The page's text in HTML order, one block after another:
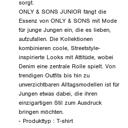
sorgt.
ONLY & SONS JUNIOR fängt die
Essenz von ONLY & SONS mit Mode
für junge Jungen ein, die es lieben,
aufzufallen. Die Kollektionen
kombinieren coole, Streetstyle-
inspirierte Looks mit Attitüde, wobei
Denim eine zentrale Rolle spielt. Von
trendigen Outfits bis hin zu
unverzichtbaren Alltagsmodellen ist für
Jungen etwas dabei, die ihren
einzigartigen Stil zum Ausdruck
bringen möchten.
- Produkttyp : T-shirt